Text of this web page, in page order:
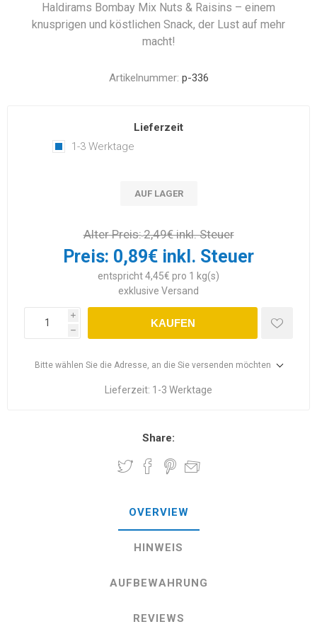
Haldirams Bombay Mix Nuts & Raisins – einem
knusprigen und köstlichen Snack, der Lust auf mehr
macht!
Artikelnummer: p-336
Lieferzeit
1-3 Werktage
AUF LAGER
Alter Preis:2,49€ inkl. Steuer
Preis: 0,89€ inkl. Steuer
entspricht 4,45€ pro 1 kg(s)
exklusive Versand
i
h
KAUFEN
Bitte wählen Sie die Adresse, an die Sie versenden möchten
Lieferzeit: 1-3 Werktage
Share:
OVERVIEW
HINWEIS
AUFBEWAHRUNG
REVIEWS